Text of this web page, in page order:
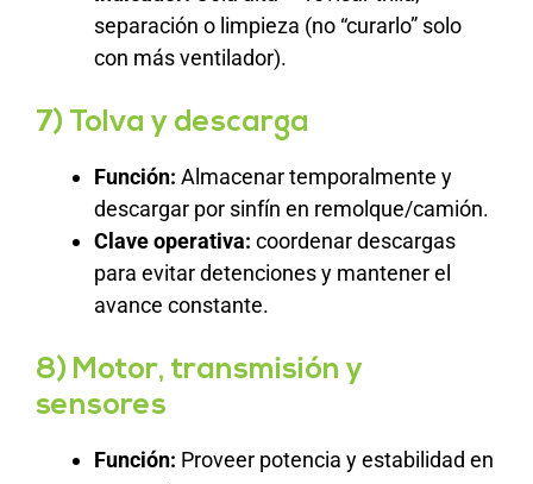
separación o limpieza (no “curarlo” solo
con más ventilador).
7) Tolva y descarga
Función: Almacenar temporalmente y
descargar por sinfín en remolque/camión.
Clave operativa: coordenar descargas
para evitar detenciones y mantener el
avance constante.
8) Motor, transmisión y
sensores
Función: Proveer potencia y estabilidad en